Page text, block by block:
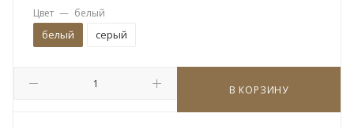
В КОРЗИНУ
Цвет — белый
белый серый